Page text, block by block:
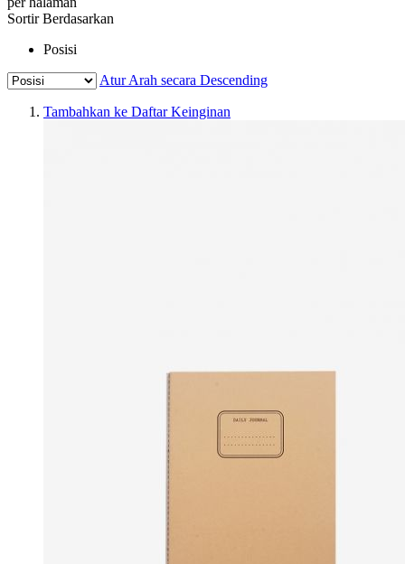
Sortir Berdasarkan
Posisi
Atur Arah secara Descending
Tambahkan ke Daftar Keinginan